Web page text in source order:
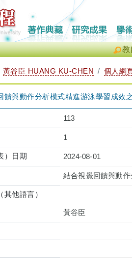
教
黃谷臣 HUANG KU-CHEN 個人網
饋與動作分析模式精進游泳學習成效
113
1
）日期 2024-08-01
結合視覺回饋與動
其他語言）
黃谷臣